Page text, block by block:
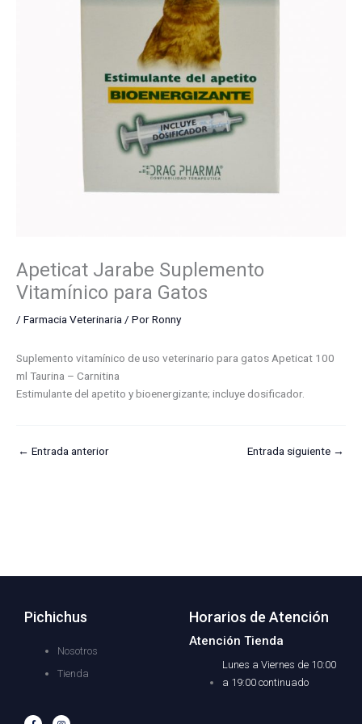
Apeticat Jarabe Suplemento
Vitamínico para Gatos
/ Farmacia Veterinaria / PorRonny
Suplemento vitamínico de uso veterinario para gatos Apeticat 100
ml Taurina – Carnitina
Estimulante del apetito y bioenergizante; incluye dosificador.
← Entrada anterior Entrada siguiente →
Pichichus
Nosotros
Tienda
F
I
Horarios de Atención
Atención Tienda
Lunes a Viernes de 10:00
a 19:00 continuado